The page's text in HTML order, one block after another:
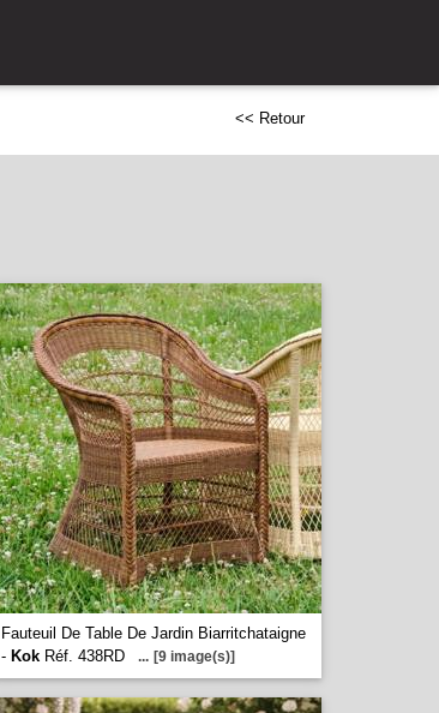
<< Retour
Fauteuil De Table De Jardin Biarritchataigne
- Kok Réf. 438RD ... [9 image(s)]